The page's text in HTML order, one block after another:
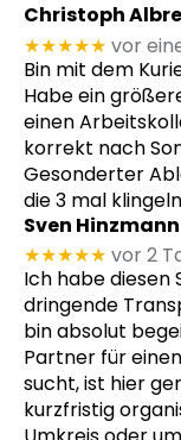
Christoph
★★★★★ vor
Bin mit dem
Habe ein
einen
korrekt nach
Gesonderter
die 3 mal
Sven Hinzmann
★★★★★ vor 2
Ich habe diesen
dringende
bin absolut
Partner für
sucht, ist hier
kurzfristig